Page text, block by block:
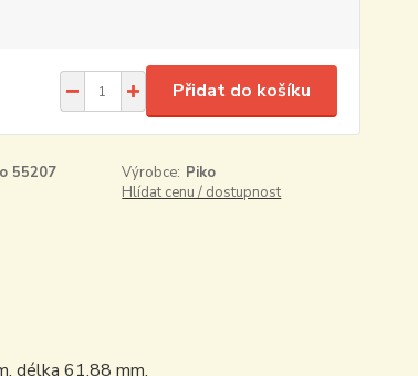
Přidat do košíku
55207 Výrobce: Piko
Hlídat cenu / dostupnost
délka 61,88 mm.